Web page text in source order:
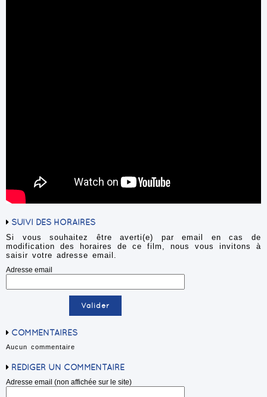
SUIVI DES HORAIRES
Si vous souhaitez être averti(e) par email en cas de
modification des horaires de ce film, nous vous invitons à
saisir votre adresse email.
Adresse email
COMMENTAIRES
Aucun commentaire
RÉDIGER UN COMMENTAIRE
Adresse email (non affichée sur le site)